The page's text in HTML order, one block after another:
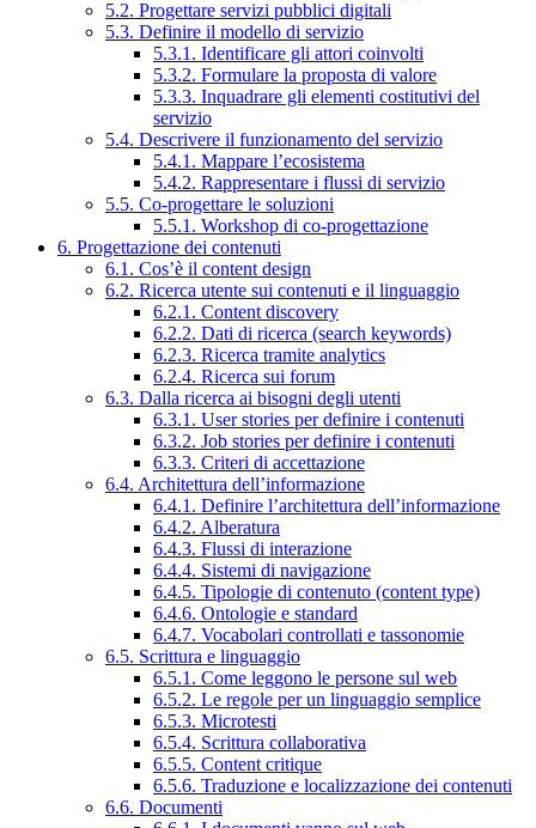
5.2. Progettare servizi pubblici digitali
5.3. Definire il modello di servizio
5.3.1. Identificare gli attori coinvolti
5.3.2. Formulare la proposta di valore
5.3.3. Inquadrare gli elementi costitutivi del
servizio
5.4. Descrivere il funzionamento del servizio
5.4.1. Mappare l’ecosistema
5.4.2. Rappresentare i flussi di servizio
5.5. Co-progettare le soluzioni
5.5.1. Workshop di co-progettazione
6. Progettazione dei contenuti
6.1. Cos’è il content design
6.2. Ricerca utente sui contenuti e il linguaggio
6.2.1. Content discovery
6.2.2. Dati di ricerca (search keywords)
6.2.3. Ricerca tramite analytics
6.2.4. Ricerca sui forum
6.3. Dalla ricerca ai bisogni degli utenti
6.3.1. User stories per definire i contenuti
6.3.2. Job stories per definire i contenuti
6.3.3. Criteri di accettazione
6.4. Architettura dell’informazione
6.4.1. Definire l’architettura dell’informazione
6.4.2. Alberatura
6.4.3. Flussi di interazione
6.4.4. Sistemi di navigazione
6.4.5. Tipologie di contenuto (content type)
6.4.6. Ontologie e standard
6.4.7. Vocabolari controllati e tassonomie
6.5. Scrittura e linguaggio
6.5.1. Come leggono le persone sul web
6.5.2. Le regole per un linguaggio semplice
6.5.3. Microtesti
6.5.4. Scrittura collaborativa
6.5.5. Content critique
6.5.6. Traduzione e localizzazione dei contenuti
6.6. Documenti